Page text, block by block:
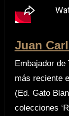
Juan
Embajador de
más reciente
(Ed. Gato
colecciones